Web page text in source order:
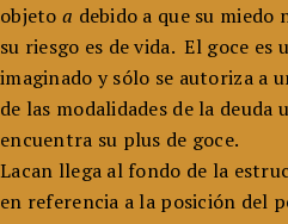
objeto a debido a que su miedo
su riesgo es de vida. El goce
imaginado y sólo se autoriza a
de las modalidades de la
encuentra su plus de goce.
Lacan llega al fondo de la
en referencia a la posición del